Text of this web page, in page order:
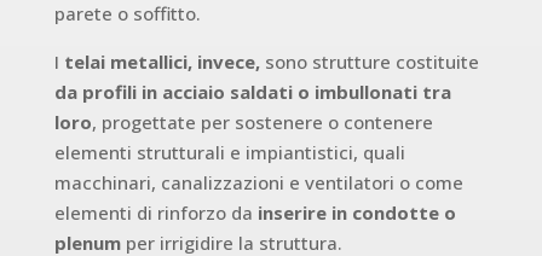
parete o soffitto.
I telai metallici, invece, sono strutture costituite
da profili in acciaio saldati o imbullonati tra
loro, progettate per sostenere o contenere
elementi strutturali e impiantistici, quali
macchinari, canalizzazioni e ventilatori o come
elementi di rinforzo da inserire in condotte o
plenumper irrigidire la struttura.